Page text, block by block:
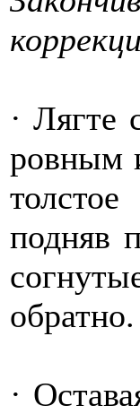
· Лягте
ровным
подняв
·